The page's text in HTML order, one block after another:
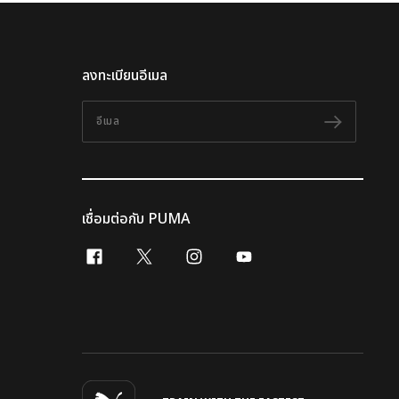
ลงทะเบียนอีเมล
อีเมล
ติดตาม
เชื่อมต่อกับ PUMA
facebook
x-twitterinstagram
youtube